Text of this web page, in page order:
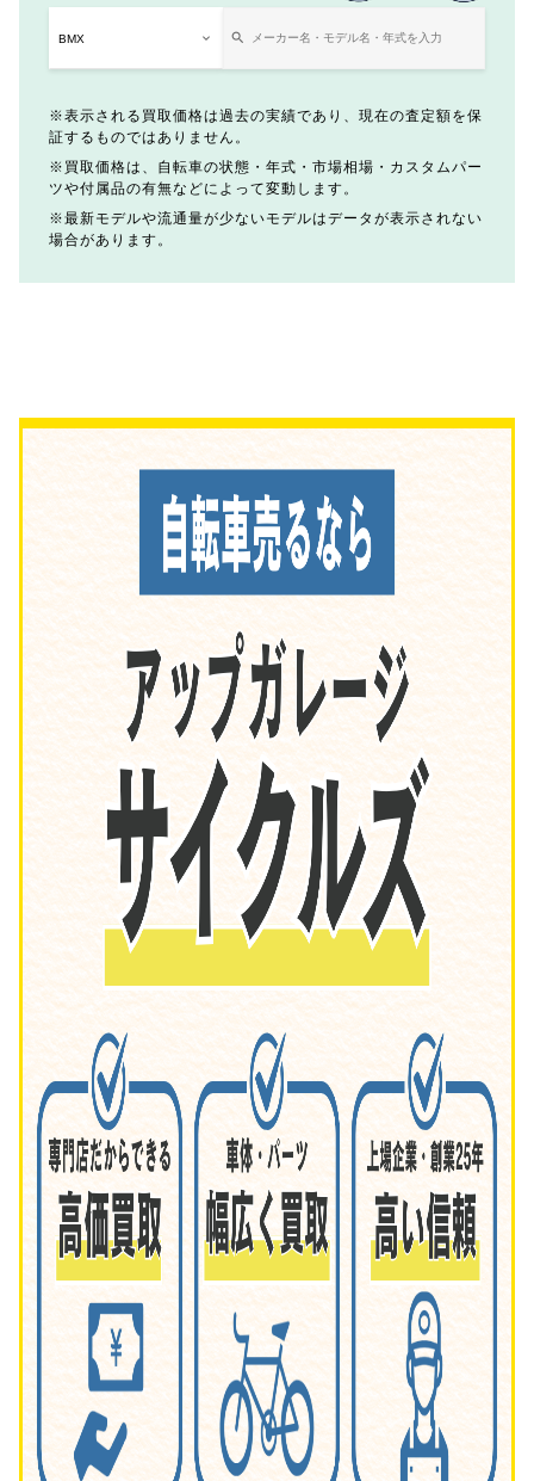
表示される買取価格は過去の実績であり、現在の査定額を保
証するものではありません。
買取価格は、自転車の状態・年式・市場相場・カスタムパー
ツや付属品の有無などによって変動します。
最新モデルや流通量が少ないモデルはデータが表示されない
場合があります。